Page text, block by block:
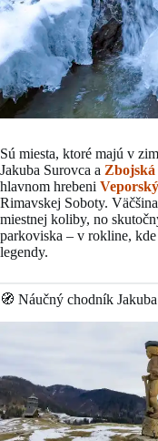
Sú miesta, ktoré majú v
Jakuba Surovca a Zbojská
hlavnom hrebeni
Rimavskej Soboty.
miestnej koliby, no
parkoviska – v rokline,
legendy.
🧭 Náučný chodník